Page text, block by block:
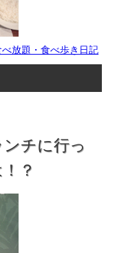
べ放題・食べ歩き日記
チに行っ
？